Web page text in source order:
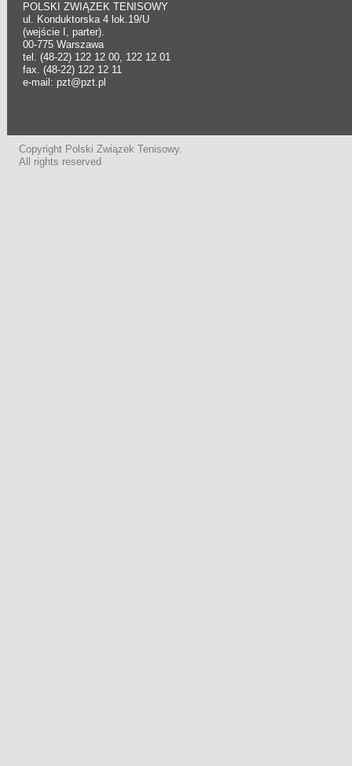
POLSKI ZWIĄZEK TENISOWY
ul. Konduktorska 4 lok.19/U
(wejście I, parter).
00-775 Warszawa
tel. (48-22) 122 12 00, 122 12 01
fax. (48-22) 122 12 11
e-mail: pzt@pzt.pl
Copyright Polski Związek Tenisowy.
All rights reserved